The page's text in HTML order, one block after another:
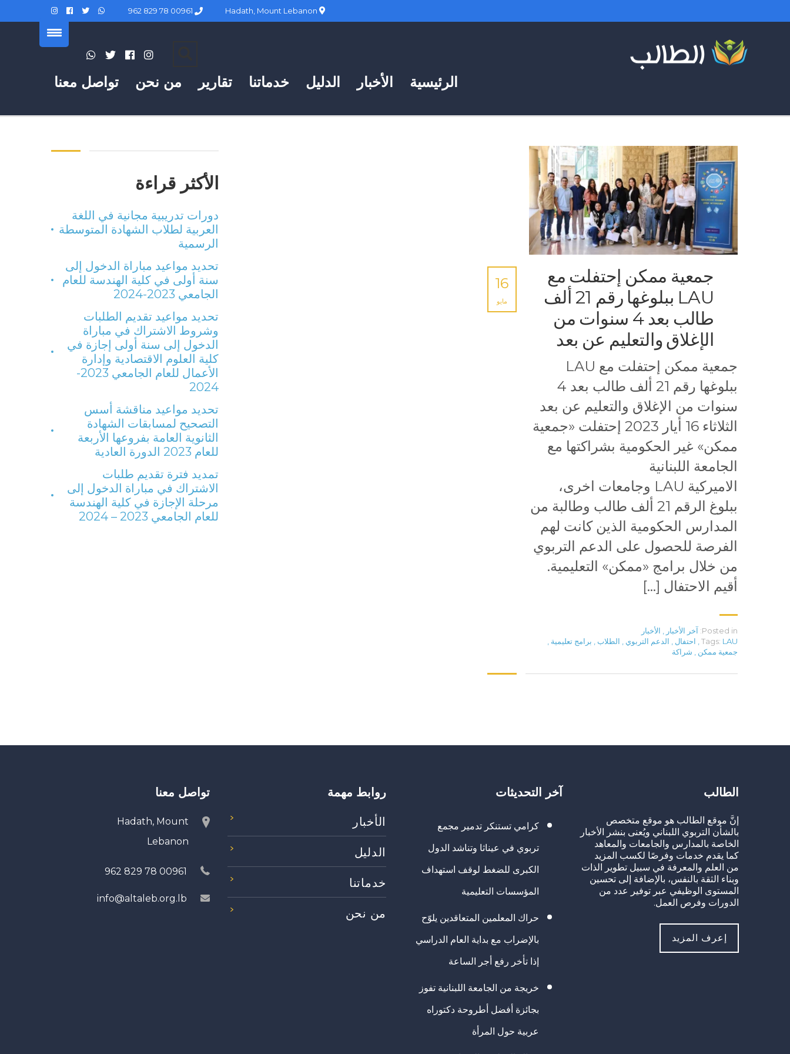
تواصل معنا من نحن تقارير خدماتنا الدليل الأخبار الرئيسية
جمعية ممكن إحتفلت مع
LAU ببلوغها رقم 21 ألف
طالب بعد 4 سنوات من
الإغلاق والتعليم عن بعد
16
مايو
جمعية ممكن إحتفلت مع LAU
ببلوغها رقم 21 ألف طالب بعد 4
سنوات من الإغلاق والتعليم عن بعد
الثلاثاء 16 أيار 2023 إحتفلت «جمعية
ممكن» غير الحكومية بشراكتها مع
الجامعة اللبنانية
الاميركية LAU وجامعات اخرى،
ببلوغ الرقم 21 ألف طالب وطالبة من
المدارس الحكومية الذين كانت لهم
الفرصة للحصول على الدعم التربوي
من خلال برامج «ممكن» التعليمية.
أقيم الاحتفال […]
Posted in: آخر الأخبار
الأخبار
Tags: LAU احتفال الدعم التربوي الطلاب برامج تعليمية
جمعية ممكن
شراكة
الأكثر قراءة
دورات تدريبية مجانية في اللغة
العربية لطلاب الشهادة المتوسطة
الرسمية
تحديد مواعيد مباراة الدخول إلى
سنة أولى في كلية الهندسة للعام
الجامعي 2023-2024
تحديد مواعيد تقديم الطلبات
وشروط الاشتراك في مباراة
الدخول إلى سنة أولى إجازة في
كلية العلوم الاقتصادية وإدارة
الأعمال للعام الجامعي 2023-
2024
تحديد مواعيد مناقشة أسس
التصحيح لمسابقات الشهادة
الثانوية العامة بفروعها الأربعة
للعام 2023 الدورة العادية
تمديد فترة تقديم طلبات
الاشتراك في مباراة الدخول إلى
مرحلة الإجازة في كلية الهندسة
للعام الجامعي 2023 – 2024
الطالب
إنَّ موقع الطالب هو موقع متخصص
بالشأن التربوي اللبناني ويُعنى بنشر الأخبار
الخاصة بالمدارس والجامعات والمعاهد
كما يقدم خدمات وفرصًا لكسب المزيد
من العلم والمعرفة في سبيل تطوير الذات
وبناء الثقة بالنفس، بالإضافة إلى تحسين
المستوى الوظيفي عبر توفير عدد من
الدورات وفرص العمل.
إعرف المزيد
آخر التحديثات
كرامي تستنكر تدمير مجمع
تربوي في عيناثا وتناشد الدول
الكبرى للضغط لوقف استهداف
المؤسسات التعليمية
حراك المعلمين المتعاقدين يلوّح
بالإضراب مع بداية العام الدراسي
إذا تأخر رفع أجر الساعة
خريجة من الجامعة اللبنانية تفوز
بجائزة أفضل أطروحة دكتوراه
عربية حول المرأة
روابط مهمة
الأخبار
الدليل
خدماتنا
من نحن
تواصل معنا
Hadath, Mount
Lebanon
00961 78 829 962
info@altaleb.org.lb